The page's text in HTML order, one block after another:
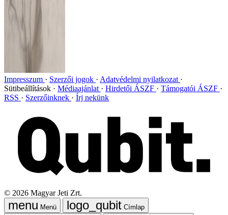
Impresszum Szerzői jogok
Adatvédelmi nyilatkozat
Sütibeállítások
Médiaajánlat Hirdetői ÁSZF
Támogatói ÁSZF
RSS
Szerzőinknek Írj nekünk
© 2026 Magyar Jeti Zrt.
Menü Címlap